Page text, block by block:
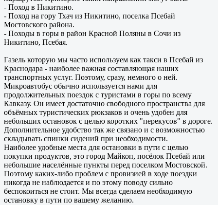
- Поход в Никитино.
- Поход на гору Тхач из Никитино, поселка Псебай
Мостовского района.
- Походы в горы в район Красной Поляны в Сочи из
Никитино, Псебая.
Газель которую мы часто используем как такси в Псебай из
Краснодара - наиболее важная составляющая наших
транспортных услуг. Поэтому, сразу, немного о ней.
Микроавтобус обычно используется нами для
продолжительных поездок с туристами в горы по всему
Кавказу. Он имеет достаточно свободного пространства для
объёмных туристических рюкзаков и очень удобен для
небольших остановок с целью коротких "перекусов" в дороге.
Дополнительное удобство так же связано и с возможностью
складывать спинки сидений при необходимости.
Наиболее удобные места для остановки в пути с целью
покупки продуктов, это город Майкоп, посёлок Псебай или
небольшие населённые пункты перед поселком Мостовской.
Поэтому каких-либо проблем с провизией в ходе поездки
никогда не наблюдается и по этому поводу сильно
беспокоиться не стоит. Мы всегда сделаем необходимую
остановку в пути по вашему желанию.